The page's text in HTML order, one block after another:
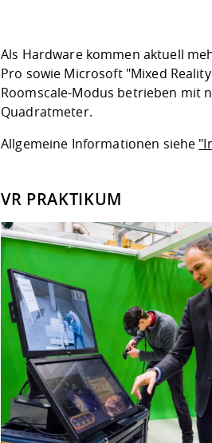
Als Hardware kommen aktuell
Pro sowie Microsoft "Mixed
Roomscale-Modus betrieben mit
Quadratmeter.
Allgemeine Informationen siehe
VR PRAKTIKUM